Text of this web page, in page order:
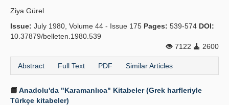
Ziya Gürel
Issue: July 1980, Volume 44 - Issue 175 Pages: 539-574 DOI:
10.37879/belleten.1980.539
7122
2600
Abstract Full Text PDF Similar Articles
Anadolu'da "Karamanlıca" Kitabeler (Grek harfleriyle
Türkçe kitabeler)